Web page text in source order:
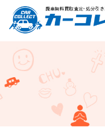
ホーム